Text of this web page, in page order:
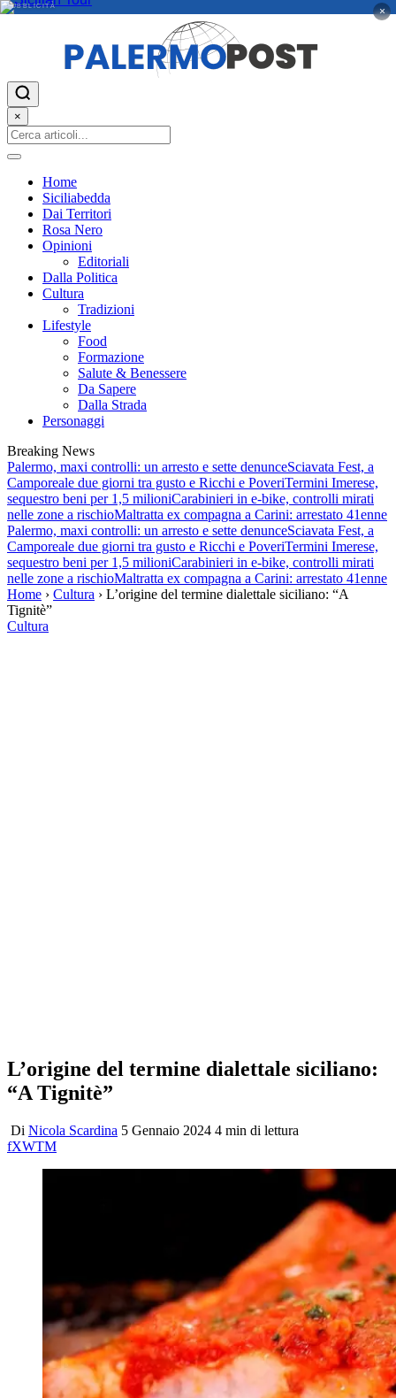
PUBBLICITÀ ×
×
Home
Siciliabedda
Dai Territori
Rosa Nero
Opinioni
Editoriali
Dalla Politica
Cultura
Tradizioni
Lifestyle
Food
Formazione
Salute & Benessere
Da Sapere
Dalla Strada
Personaggi
Breaking News
Palermo, maxi controlli: un arresto e sette denunceSciavata Fest, a
Camporeale due giorni tra gusto e Ricchi e PoveriTermini Imerese,
sequestro beni per 1,5 milioniCarabinieri in e-bike, controlli mirati
nelle zone a rischioMaltratta ex compagna a Carini: arrestato 41enne
Palermo, maxi controlli: un arresto e sette denunceSciavata Fest, a
Camporeale due giorni tra gusto e Ricchi e PoveriTermini Imerese,
sequestro beni per 1,5 milioniCarabinieri in e-bike, controlli mirati
nelle zone a rischioMaltratta ex compagna a Carini: arrestato 41enne
Home › Cultura › L’origine del termine dialettale siciliano: “A
Tignitè”
Cultura
L’origine del termine dialettale siciliano:
“A Tignitè”
Di Nicola Scardina 5 Gennaio 2024 4 min di lettura
fXWTM